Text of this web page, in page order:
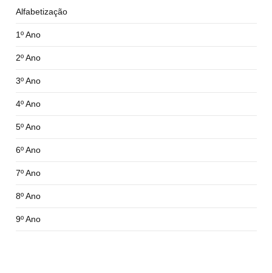
Alfabetização
1º Ano
2º Ano
3º Ano
4º Ano
5º Ano
6º Ano
7º Ano
8º Ano
9º Ano